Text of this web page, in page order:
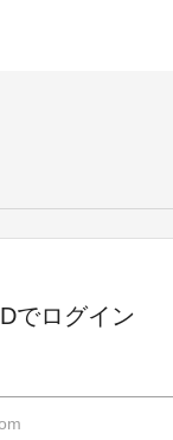
でログイン